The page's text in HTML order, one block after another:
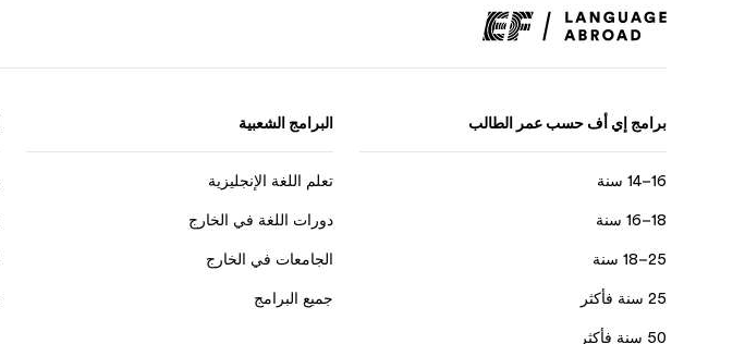
برامج إي أف حسب عمر الطالب
16–14 سنة
18–16 سنة
25–18 سنة
25 سنة فأكثر
50 سنة فأكثر
البرامج الشعبية
تعلم اللغة الإنجليزية
دورات اللغة في الخارج
الجامعات في الخارج
جميع البرامج